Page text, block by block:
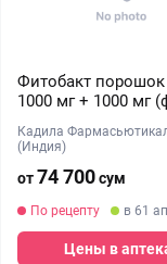
Фитобакт
1000 мг + 1000 мг
Кадила
(Индия)
от74 700сум
По рецепту в 61
Цены в